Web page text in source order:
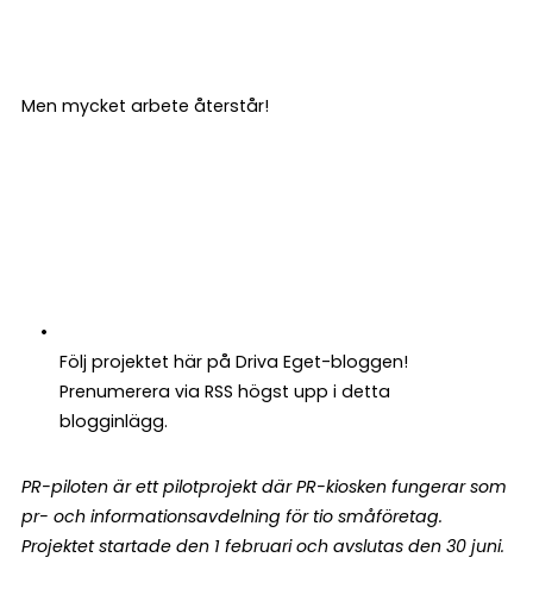
Men mycket arbete återstår!
Följ projektet här på Driva Eget-bloggen!
Prenumerera via RSS högst upp i detta
blogginlägg.
PR-piloten är ett pilotprojekt där PR-kiosken fungerar som
pr- och informationsavdelning för tio småföretag.
Projektet startade den 1 februari och avslutas den 30 juni.